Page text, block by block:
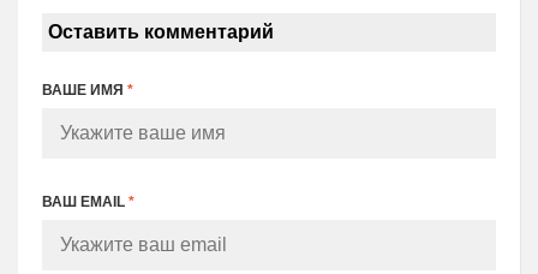
Оставить комментарий
ВАШЕ ИМЯ *
ВАШ EMAIL *